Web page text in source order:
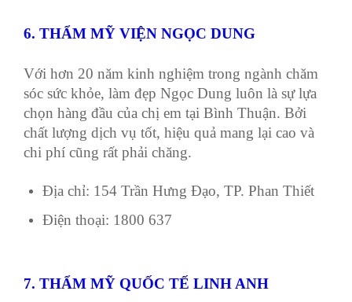
6. THẨM MỸ VIỆN NGỌC DUNG
Với hơn 20 năm kinh nghiệm trong ngành chăm
sóc sức khỏe, làm đẹp Ngọc Dung luôn là sự lựa
chọn hàng đầu của chị em tại Bình Thuận. Bởi
chất lượng dịch vụ tốt, hiệu quả mang lại cao và
chi phí cũng rất phải chăng.
Địa chỉ: 154 Trần Hưng Đạo, TP. Phan Thiết
Điện thoại: 1800 637
7. THẨM MỸ QUỐC TẾ LINH ANH